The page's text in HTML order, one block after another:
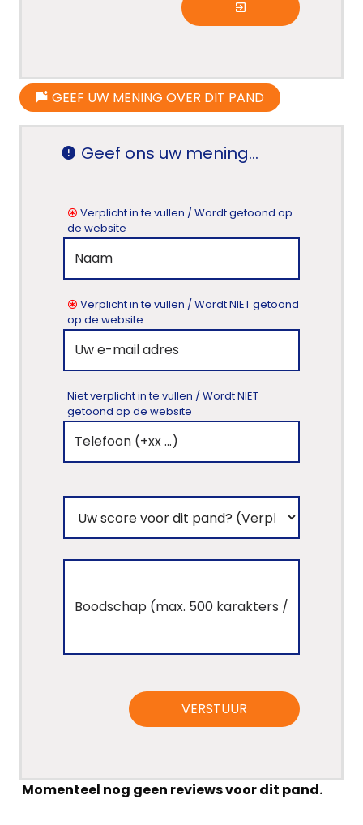
GEEF UW MENING OVER DIT PAND
Geef ons uw mening...
Verplicht in te vullen / Wordt getoond op
de website
Verplicht in te vullen / Wordt NIET getoond
op de website
Niet verplicht in te vullen / Wordt NIET
getoond op de website
VERSTUUR
Momenteel nog geen reviews voor dit pand.